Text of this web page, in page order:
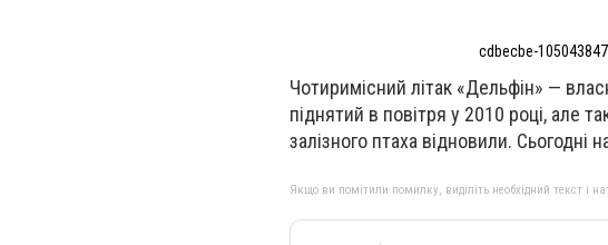
cdbecbe-
Чотиримісний літак «Дельфін» —
піднятий в повітря у 2010 році, але
залізного птаха відновили. Сьогодні
Якщо ви помітили помилку, виділіть необхідний текст і